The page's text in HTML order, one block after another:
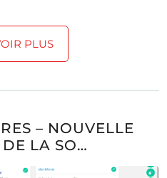
PLUS
– NOUVELLE
LA SO…